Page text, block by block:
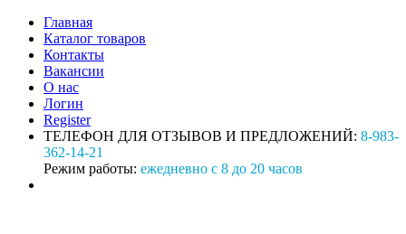
Главная
Каталог товаров
Контакты
Вакансии
О нас
Логин
Register
ТЕЛЕФОН ДЛЯ ОТЗЫВОВ И ПРЕДЛОЖЕНИЙ: 8-983-
362-14-21
Режим работы: ежедневно с 8 до 20 часов